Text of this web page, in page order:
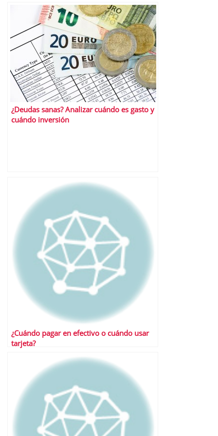
¿Deudas sanas? Analizar cuándo es gasto y
cuándo inversión
¿Cuándo pagar en efectivo o cuándo usar
tarjeta?